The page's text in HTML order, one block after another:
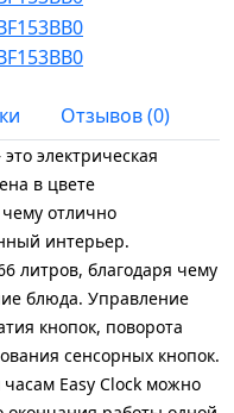
Отзывов (0)
электрическая
в цвете
отлично
интерьер.
литров, благодаря чему
блюда. Управление
кнопок, поворота
сенсорных кнопок.
Easy Clock можно